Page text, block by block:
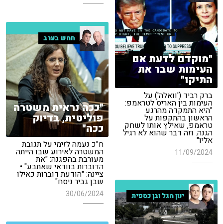
"מוקדם לדעת אם
העימות שבר את
התיקו"
ברק רביד ('וואלה') על
העימות בין האריס לטראמפ:
"היא התמקדה מהרגע
הראשון בהתקפות על
טראמפ, שאילץ אותו לשחק
הגנה. וזה דבר שהוא לא רגיל
אליו"
11/09/2024
חמש בערב
"ככה נראית משטרה
פוליטית, בדיוק
ככה"
ח"כ נעמה לזימי על תגובת
המשטרה לאירוע שבו הייתה
מעורבת בהפגנה: "את
הדוברות בוודאי שאתבע" •
ציינה: "הודעת דוברות כאילו
שבן גביר ניסח"
30/06/2024 ינון מגל ובן כספית